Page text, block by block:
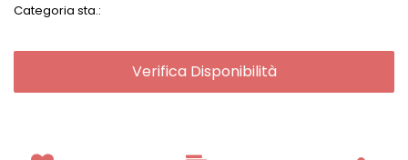
Categoria sta.:
Verifica Disponibilità